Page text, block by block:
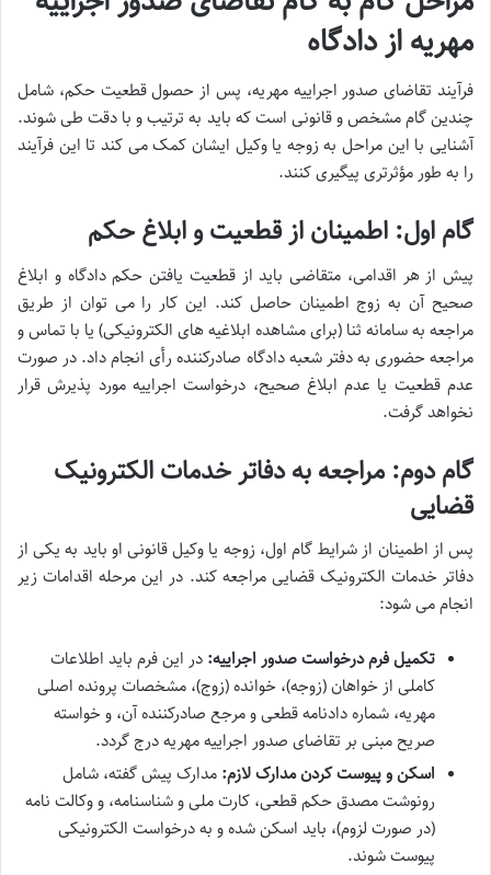
مهریه از دادگاه
فرآیند تقاضای صدور اجراییه مهریه، پس از حصول قطعیت حکم، شامل
چندین گام مشخص و قانونی است که باید به ترتیب و با دقت طی شوند.
آشنایی با این مراحل به زوجه یا وکیل ایشان کمک می کند تا این فرآیند
را به طور مؤثرتری پیگیری کنند.
گام اول: اطمینان از قطعیت و ابلاغ حکم
پیش از هر اقدامی، متقاضی باید از قطعیت یافتن حکم دادگاه و ابلاغ
صحیح آن به زوج اطمینان حاصل کند. این کار را می توان از طریق
مراجعه به سامانه ثنا (برای مشاهده ابلاغیه های الکترونیکی) یا با تماس و
مراجعه حضوری به دفتر شعبه دادگاه صادرکننده رأی انجام داد. در صورت
عدم قطعیت یا عدم ابلاغ صحیح، درخواست اجراییه مورد پذیرش قرار
نخواهد گرفت.
گام دوم: مراجعه به دفاتر خدمات الکترونیک
قضایی
پس از اطمینان از شرایط گام اول، زوجه یا وکیل قانونی او باید به یکی از
دفاتر خدمات الکترونیک قضایی مراجعه کند. در این مرحله اقدامات زیر
انجام می شود:
تکمیل فرم درخواست صدور اجراییه: در این فرم باید اطلاعات
کاملی از خواهان (زوجه)، خوانده (زوج)، مشخصات پرونده اصلی
مهریه، شماره دادنامه قطعی و مرجع صادرکننده آن، و خواسته
صریح مبنی بر تقاضای صدور اجراییه مهریه درج گردد.
اسکن و پیوست کردن مدارک لازم: مدارک پیش گفته، شامل
رونوشت مصدق حکم قطعی، کارت ملی و شناسنامه، و وکالت نامه
(در صورت لزوم)، باید اسکن شده و به درخواست الکترونیکی
پیوست شوند.